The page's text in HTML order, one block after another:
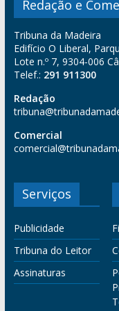
Redação e
Tribuna da Madeira
Edifício O Liberal,
Lote n.º 7, 9304-006
Telef.: 291 911300
Redação
Comercial
Serviços
Publicidade
Tribuna do Leitor
Assinaturas